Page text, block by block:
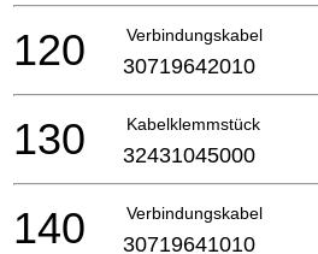
Verbindungskabel
120 30719642010
Kabelklemmstück
130 32431045000
Verbindungskabel
140 30719641010